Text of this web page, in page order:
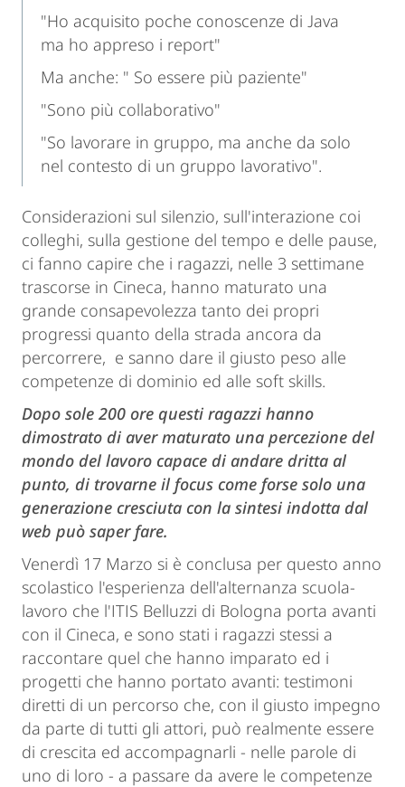
"Ho acquisito poche conoscenze di Java
ma ho appreso i report"
Ma anche: " So essere più paziente"
"Sono più collaborativo"
"So lavorare in gruppo, ma anche da solo
nel contesto di un gruppo lavorativo".
Considerazioni sul silenzio, sull'interazione coi
colleghi, sulla gestione del tempo e delle pause,
ci fanno capire che i ragazzi, nelle 3 settimane
trascorse in Cineca, hanno maturato una
grande consapevolezza tanto dei propri
progressi quanto della strada ancora da
percorrere, e sanno dare il giusto peso alle
competenze di dominio ed alle soft skills.
Dopo sole 200 ore questi ragazzi hanno
dimostrato di aver maturato una percezione del
mondo del lavoro capace di andare dritta al
punto, di trovarne il focus come forse solo una
generazione cresciuta con la sintesi indotta dal
web può saper fare.
Venerdì 17 Marzo si è conclusa per questo anno
scolastico l'esperienza dell'alternanza scuola-
lavoro che l'ITIS Belluzzi di Bologna porta avanti
con il Cineca, e sono stati i ragazzi stessi a
raccontare quel che hanno imparato ed i
progetti che hanno portato avanti: testimoni
diretti di un percorso che, con il giusto impegno
da parte di tutti gli attori, può realmente essere
di crescita ed accompagnarli - nelle parole di
uno di loro - a passare da avere le competenze